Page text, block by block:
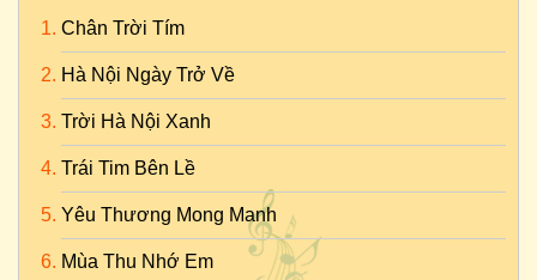
Chân Trời Tím
Hà Nội Ngày Trở Về
Trời Hà Nội Xanh
Trái Tim Bên Lề
Yêu Thương Mong Manh
Mùa Thu Nhớ Em